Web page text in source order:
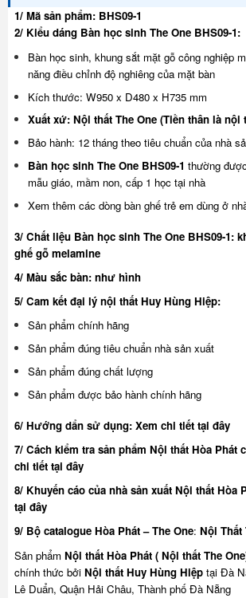
1/ Mã sản phẩm: BHS09-1
2/ Kiểu dáng Bàn học sinh The One BHS09-1:
Bàn học sinh, khung sắt mặt gỗ công nghiệp
năng điều chỉnh độ nghiêng của mặt bàn
Kích thước: W950 x D480 x H735 mm
Xuất xứ: Nội thất The One (Tiền thân là nội
Bảo hành: 12 tháng theo tiêu chuẩn của nhà
Bàn học sinh The One BHS09-1 thường
mẫu giáo, mầm non, cấp 1 học tại nhà
Xem thêm các dòng bàn ghế trẻ em dùng ở
3/ Chất liệu Bàn học sinh The One BHS09-1:
ghế gỗ melamine
4/ Màu sắc bàn: như hình
5/ Cam kết đại lý nội thất Huy Hùng Hiệp:
Sản phẩm chính hãng
Sản phẩm đúng tiêu chuẩn nhà sản xuất
Sản phẩm đúng chất lượng
Sản phẩm được bảo hành chính hãng
6/ Hướng dẩn sử dụng: Xem chi tiết tại đây
7/ Cách kiểm tra sản phẩm Nội thất Hòa Phát
chi tiết tại đây
8/ Khuyến cáo của nhà sản xuất Nội thất Hòa
tại đây
9/ Bộ catalogue Hòa Phát – The One: Nội Thất
Sản phẩm Nội thất Hòa Phát ( Nội thất The
chính thức bởi Nội thất Huy Hùng Hiệptại Đà
Lê Duẩn, Quận Hải Châu, Thành phố Đà Nẵng